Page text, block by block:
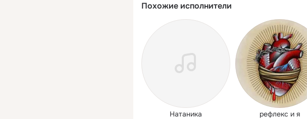
Похожие исполнители
Натаника рефлекс и я